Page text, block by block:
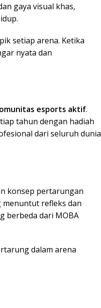
gaya visual khas,
setiap arena. Ketika
nyata dan
esports aktif.
tahun dengan hadiah
dari seluruh dunia
konsep pertarungan
refleks dan
berbeda dari MOBA
dalam arena